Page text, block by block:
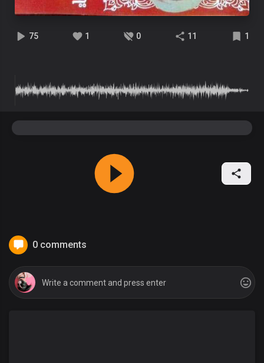
75 1 0 11 1
0 comments